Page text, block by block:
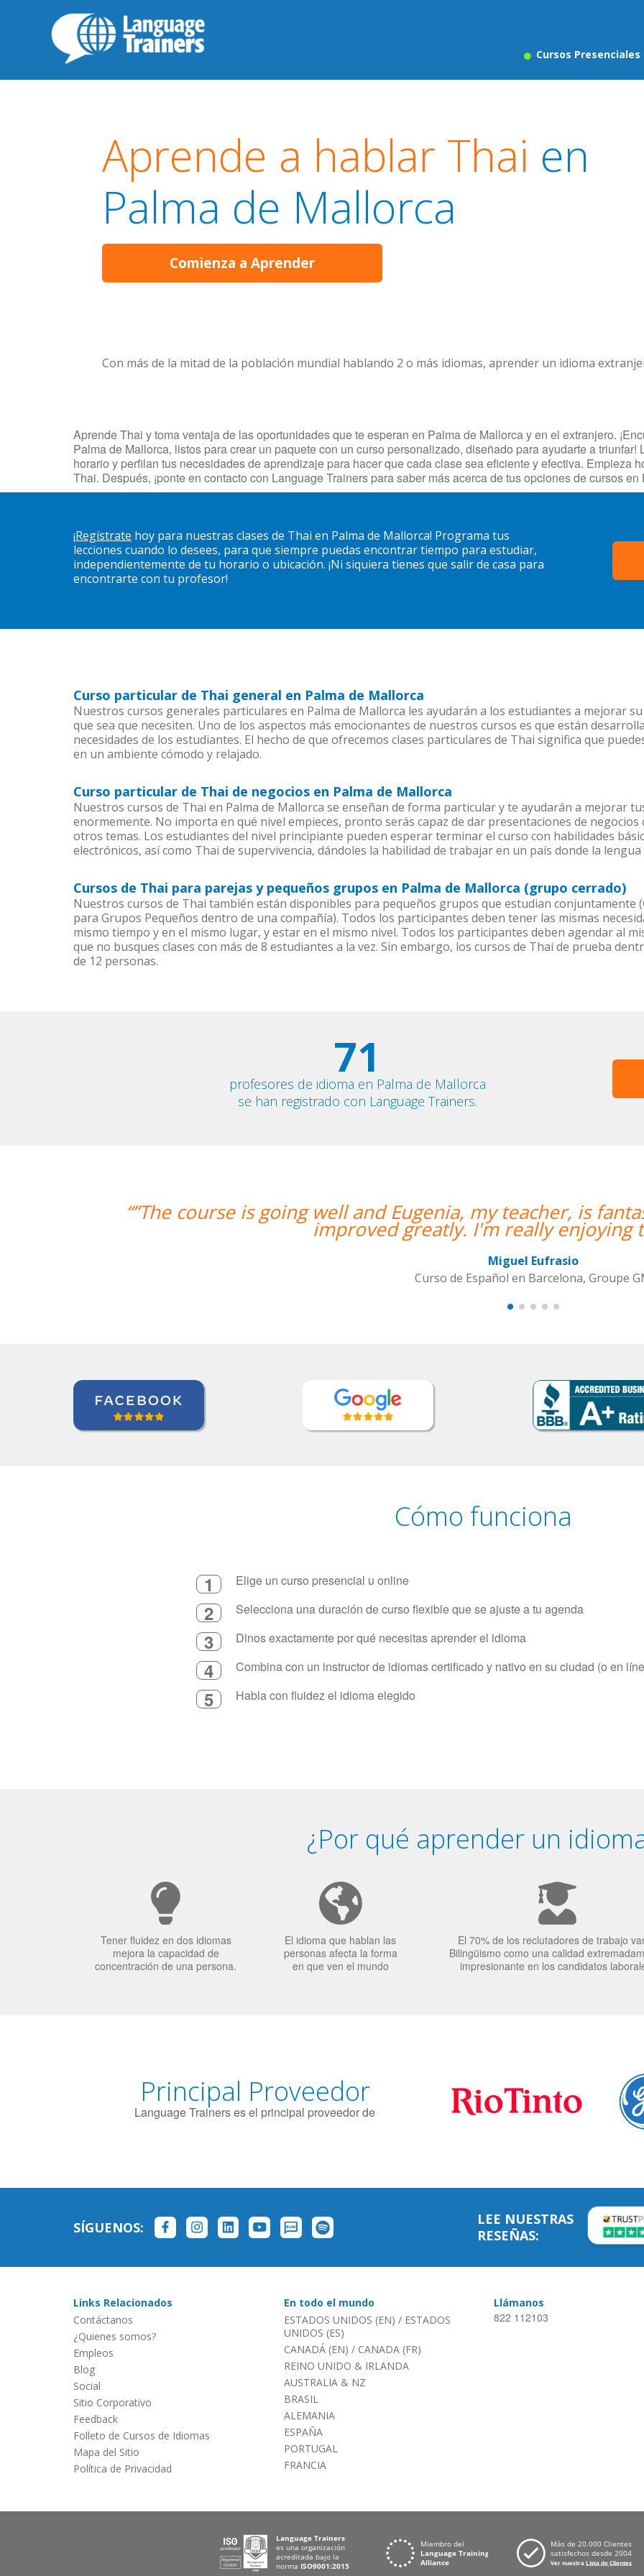
Cursos Presenciales
Aprende a hablar Thai en
Palma de Mallorca
Comienza a Aprender
Con más de la mitad de la población mundial hablando 2 o más idiomas, aprender un idioma
Aprende Thai y toma ventaja de las oportunidades que te esperan en Palma de Mallorca y en el extranjero.
Palma de Mallorca, listos para crear un paquete con un curso personalizado, diseñado para ayudarte a
horario y perfilan tus necesidades de aprendizaje para hacer que cada clase sea eficiente y efectiva. Empieza
Thai. Después, ¡ponte en contacto con Language Trainers para saber más acerca de tus opciones de cursos
¡Regístrate hoy para nuestras clases de Thai en Palma de Mallorca! Programa tus
lecciones cuando lo desees, para que siempre puedas encontrar tiempo para estudiar,
independientemente de tu horario o ubicación. ¡Ni siquiera tienes que salir de casa para
encontrarte con tu profesor!
Curso particular de Thai general en Palma de Mallorca
Nuestros cursos generales particulares en Palma de Mallorca les ayudarán a los estudiantes a mejorar
que sea que necesiten. Uno de los aspectos más emocionantes de nuestros cursos es que están
necesidades de los estudiantes. El hecho de que ofrecemos clases particulares de Thai significa que
en un ambiente cómodo y relajado.
Curso particular de Thai de negocios en Palma de Mallorca
Nuestros cursos de Thai en Palma de Mallorca se enseñan de forma particular y te ayudarán a mejorar
enormemente. No importa en qué nivel empieces, pronto serás capaz de dar presentaciones de
otros temas. Los estudiantes del nivel principiante pueden esperar terminar el curso con habilidades
electrónicos, así como Thai de supervivencia, dándoles la habilidad de trabajar en un país donde la
Cursos de Thai para parejas y pequeños grupos en Palma de Mallorca (grupo cerrado)
Nuestros cursos de Thai también están disponibles para pequeños grupos que estudian conjuntamente
para Grupos Pequeños dentro de una compañía). Todos los participantes deben tener las mismas
mismo tiempo y en el mismo lugar, y estar en el mismo nivel. Todos los participantes deben agendar al
que no busques clases con más de 8 estudiantes a la vez. Sin embargo, los cursos de Thai de prueba
de 12 personas.
71
profesores de idioma en Palma de Mallorca
se han registrado con Language Trainers.
is going well and Eugenia, my teacher, is fantastic. My communication
improved greatly. I'm really enjoying the lessons!””
Curso de Español en Barcelona, Groupe GM
Cómo funciona
1 Elige un curso presencial u online
2 Selecciona una duración de curso flexible que se ajuste a tu agenda
3 Dinos exactamente por qué necesitas aprender el idioma
4 Combina con un instructor de idiomas certificado y nativo en su ciudad (o en
5 Habla con fluidez el idioma elegido
¿Por qué aprender un
Tener fluidez en dos idiomas
mejora la capacidad de
concentración de una persona.
El idioma que hablan las
personas afecta la forma
en que ven el mundo
El 70% de los reclutadores de trabajo
Bilingüismo como una calidad
impresionante en los candidatos
Principal Proveedor
Language Trainers es el principal proveedor de
SÍGUENOS:
LEE NUESTRAS
RESEÑAS:
Links Relacionados
Contáctanos
¿Quienes somos?
Empleos
Blog
Social
Sitio Corporativo
Feedback
Folleto de Cursos de Idiomas
Mapa del Sitio
Política de Privacidad
En todo el mundo
ESTADOS UNIDOS (EN) / ESTADOS
UNIDOS (ES)
CANADÁ (EN) / CANADA (FR)
REINO UNIDO & IRLANDA
AUSTRALIA & NZ
BRASIL
ALEMANIA
ESPAÑA
PORTUGAL
FRANCIA
Llámanos
822 112103